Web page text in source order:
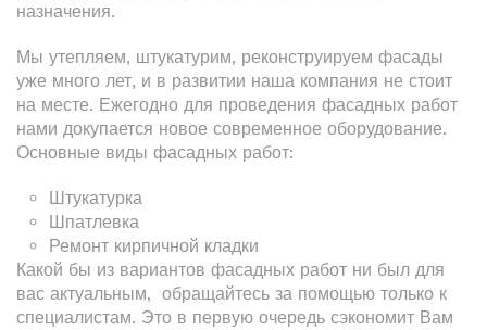
назначения.
Мы утепляем, штукатурим, реконструируем фасады
уже много лет, и в развитии наша компания не стоит
на месте. Ежегодно для проведения фасадных работ
нами докупается новое современное оборудование.
Основные виды фасадных работ:
Штукатурка
Шпатлевка
Ремонт кирпичной кладки
Какой бы из вариантов фасадных работ ни был для
вас актуальным, обращайтесь за помощью только к
специалистам. Это в первую очередь сэкономит Вам